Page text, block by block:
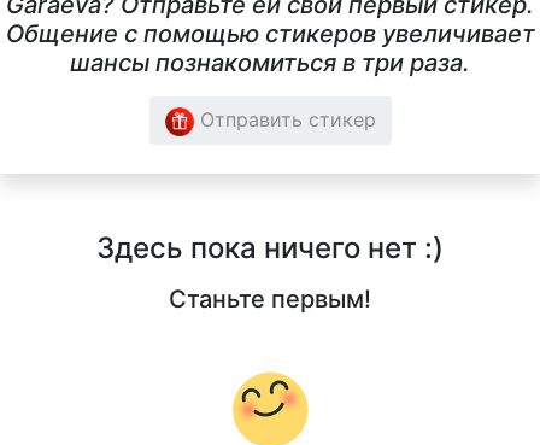
Общение с помощью стикеров увеличивает
шансы познакомиться в три раза.
Отправить стикер
Здесь пока ничего нет :)
Станьте первым!